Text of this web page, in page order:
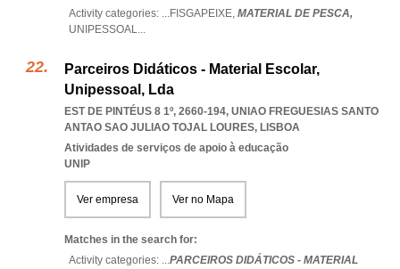
Activity categories: ...FISGAPEIXE, MATERIAL DE PESCA,
UNIPESSOAL...
Parceiros Didáticos - Material Escolar,
Unipessoal, Lda
EST DE PINTÉUS 8 1º, 2660-194, UNIAO FREGUESIAS SANTO
ANTAO SAO JULIAO TOJAL LOURES, LISBOA
Atividades de serviços de apoio à educação
UNIP
Ver empresa Ver no Mapa
Matches in the search for:
Activity categories: ...PARCEIROS DIDÁTICOS - MATERIAL